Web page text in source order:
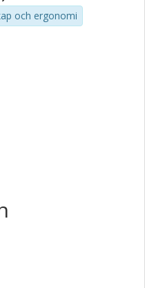
och ergonomi